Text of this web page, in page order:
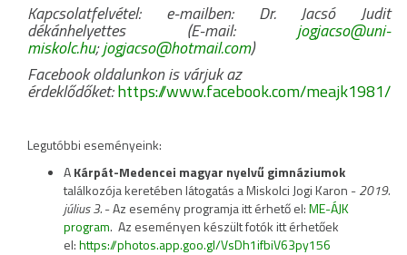
Kapcsolatfelvétel: e-mailben: Dr. Jacsó Judit
dékánhelyettes (E-mail: jogjacso@uni-
miskolc.hu;jogjacso@hotmail.com)
Facebook oldalunkon is várjuk az
érdeklődőket:https://www.facebook.com/meajk1981/
Legutóbbi eseményeink:
AKárpát-Medencei magyar nyelvű gimnáziumok
találkozója keretében látogatás a Miskolci Jogi Karon -2019.
július 3.- Az esemény programja itt érhető el:ME-ÁJK
program. Az eseményen készült fotók itt érhetőek
el:https://photos.app.goo.gl/VsDh1ifbiV63py156